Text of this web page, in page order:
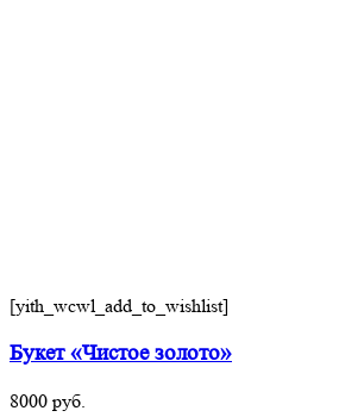
[yith_wcwl_add_to_wishlist]
Букет «Чистое золото»
8000 руб.